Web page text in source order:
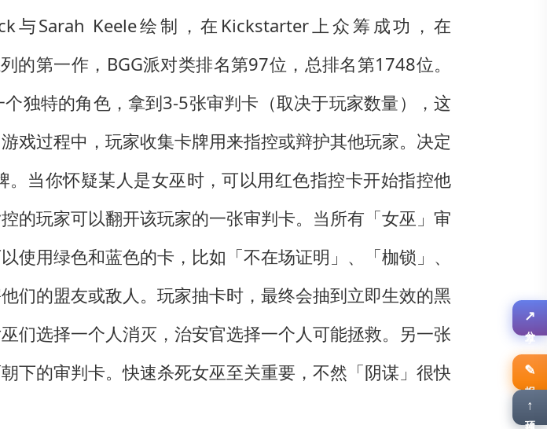
与Sarah Keele绘制，在Kickstarter上众筹成功，在
第一作，BGG派对类排名第97位，总排名第1748位。
独特的角色，拿到3-5张审判卡（取决于玩家数量），这
戏过程中，玩家收集卡牌用来指控或辩护其他玩家。决定
当你怀疑某人是女巫时，可以用红色指控卡开始指控他
的玩家可以翻开该玩家的一张审判卡。当所有「女巫」审
用绿色和蓝色的卡，比如「不在场证明」、「枷锁」、
们的盟友或敌人。玩家抽卡时，最终会抽到立即生效的黑
们选择一个人消灭，治安官选择一个人可能拯救。另一张
下的审判卡。快速杀死女巫至关重要，不然「阴谋」很快
↗
✎
↑